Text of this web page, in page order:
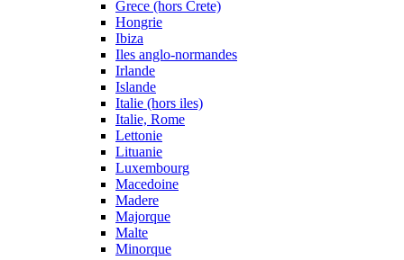
Grece (hors Crete)
Hongrie
Ibiza
Iles anglo-normandes
Irlande
Islande
Italie (hors iles)
Italie, Rome
Lettonie
Lituanie
Luxembourg
Macedoine
Madere
Majorque
Malte
Minorque